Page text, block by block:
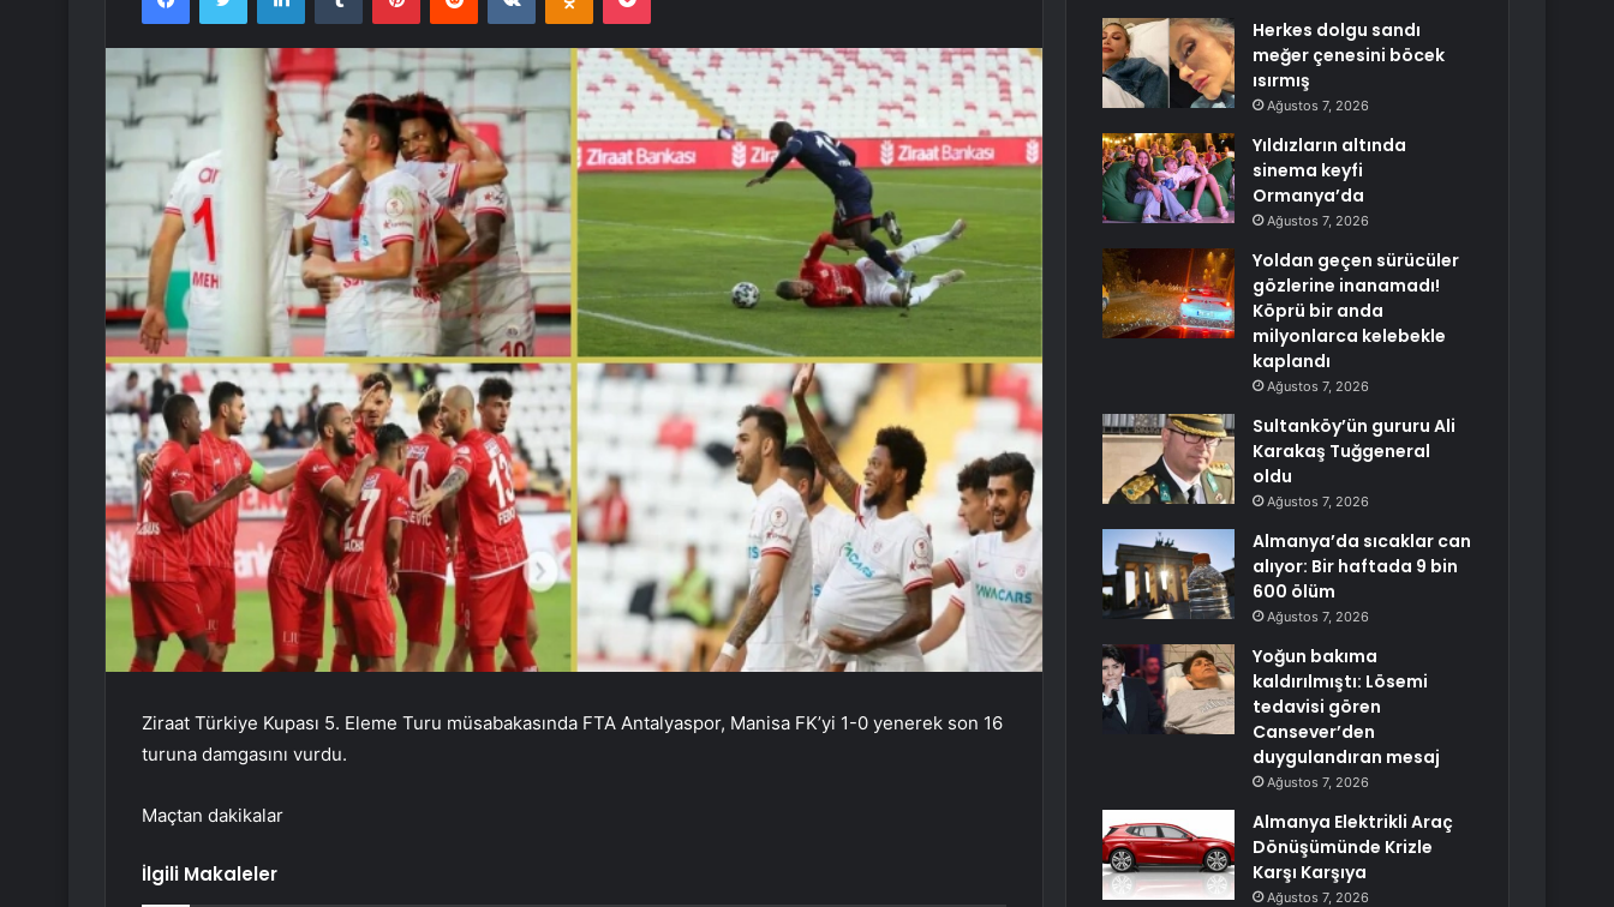
Ziraat Türkiye Kupası 5. Eleme Turu müsabakasında FTA Antalyaspor, Manisa FK’yi 1-0 yenerek son 16
turuna damgasını vurdu.
Maçtan dakikalar
İlgili Makaleler
Herkes dolgu sandı
meğer çenesini böcek
ısırmış
Ağustos 7, 2026
Yıldızların altında
sinema keyfi
Ormanya’da
Ağustos 7, 2026
Yoldan geçen sürücüler
gözlerine inanamadı!
Köprü bir anda
milyonlarca kelebekle
kaplandı
Ağustos 7, 2026
Sultanköy’ün gururu Ali
Karakaş Tuğgeneral
oldu
Ağustos 7, 2026
Almanya’da sıcaklar can
alıyor: Bir haftada 9 bin
600 ölüm
Ağustos 7, 2026
Yoğun bakıma
kaldırılmıştı: Lösemi
tedavisi gören
Cansever’den
duygulandıran mesaj
Ağustos 7, 2026
Almanya Elektrikli Araç
Dönüşümünde Krizle
Karşı Karşıya
Ağustos 7, 2026